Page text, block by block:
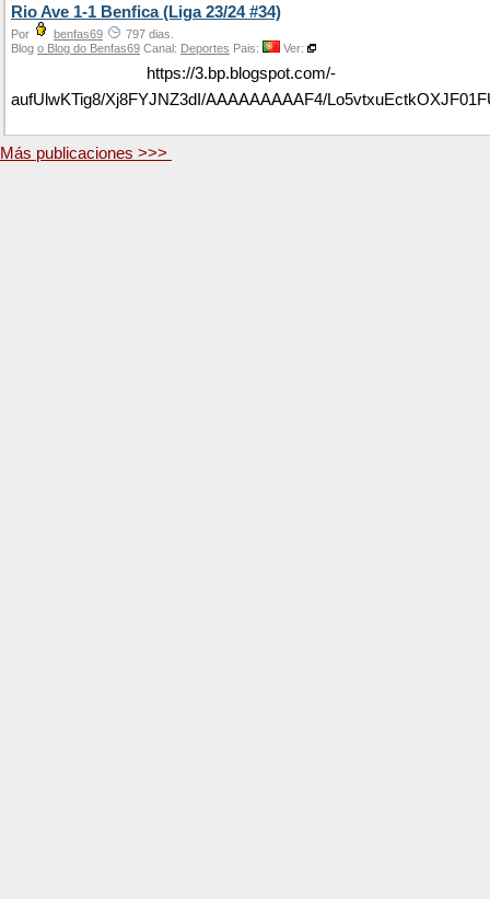
Rio Ave 1-1 Benfica (Liga 23/24 #34)
Por benfas69
797 dias.
Blog o Blog do Benfas69 Canal: Deportes Pais: Ver:
https://3.bp.blogspot.com/-
aufUlwKTig8/Xj8FYJNZ3dI/AAAAAAAAAF4/
Más publicaciones >>>